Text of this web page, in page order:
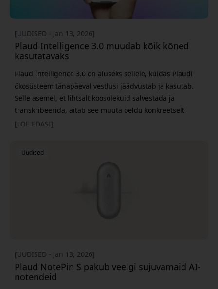
[UUDISED - Jan 13, 2026]
Plaud Intelligence 3.0 muudab kõik kõned
kasutatavaks
Plaud Intelligence 3.0 on aluseks sellele, kuidas Plaudi
ökosüsteem tänapäeval vestlusi jäädvustab ja kasutab.
Selle asemel, et lihtsalt koosolekuid salvestada ja
transkribeerida, aitab see muuta öeldu konkreetselt
kasutatavaks intelligentsiks – õiges kontekstis ja õigel
[LOE EDASI]
Uudised
[UUDISED - Jan 13, 2026]
Plaud NotePin S pakub veelgi sujuvamaid AI-
notendeid